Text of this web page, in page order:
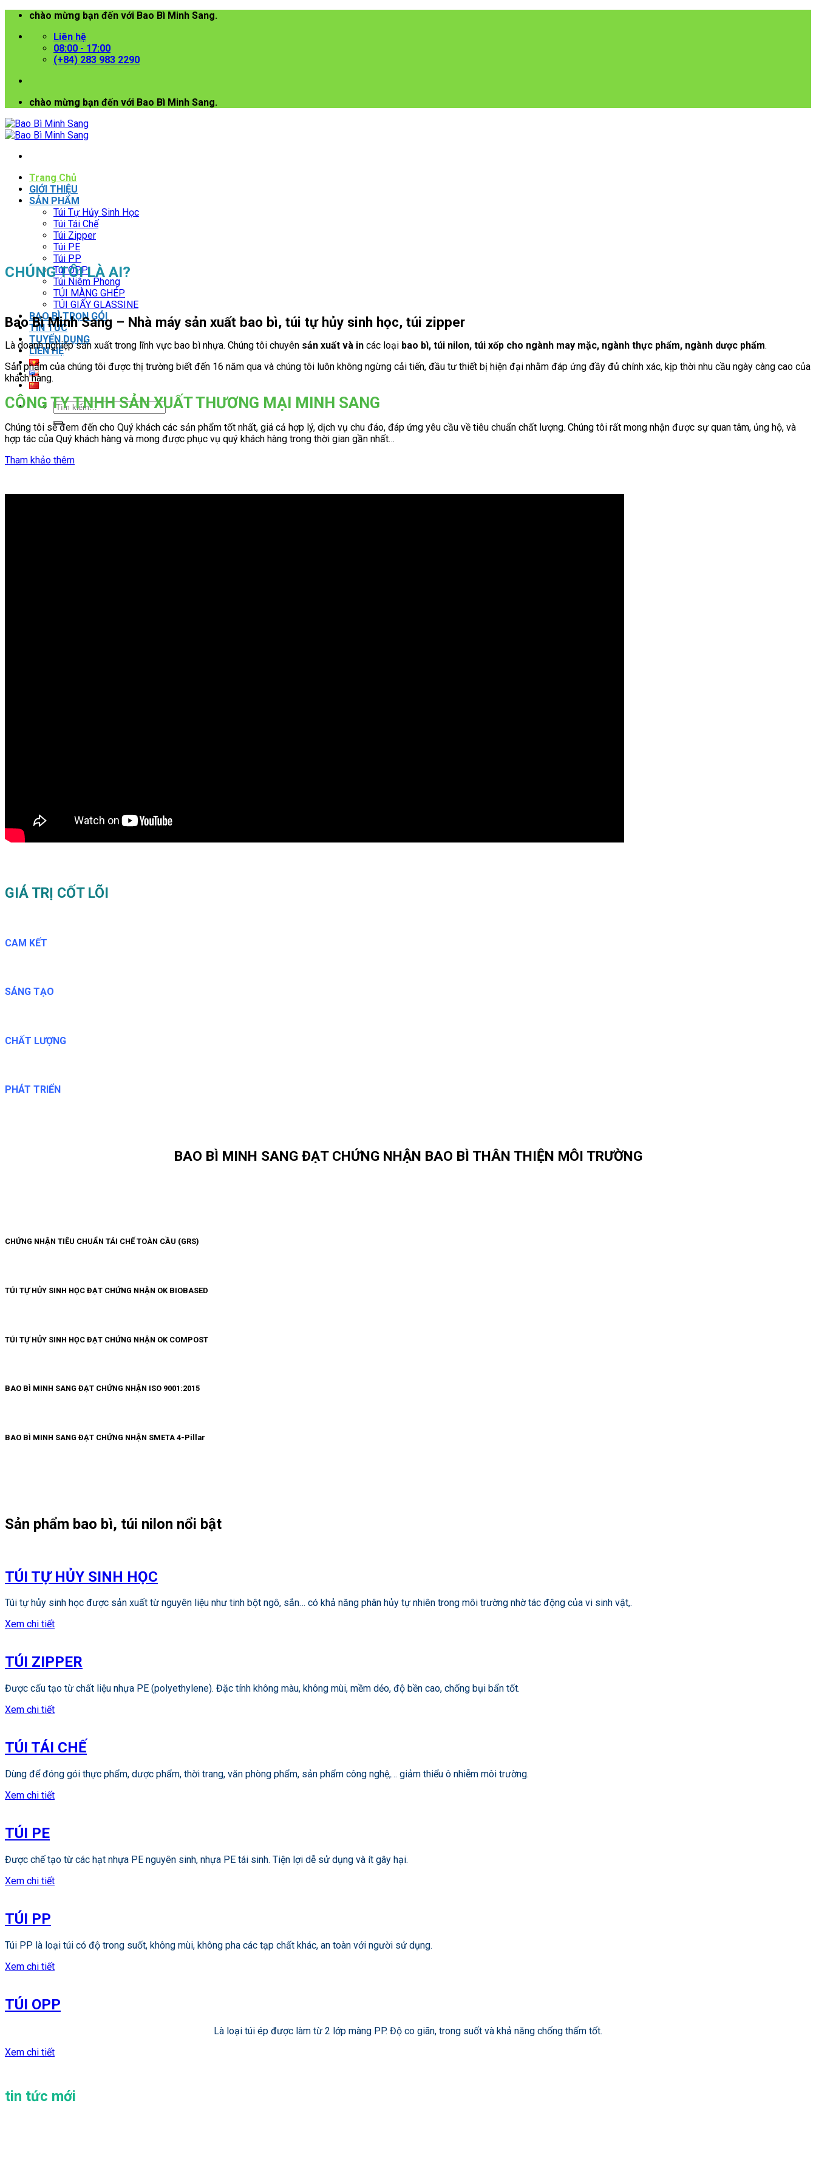
chào mừng bạn đến với Bao Bì Minh Sang.
Liên hệ
08:00 - 17:00
(+84) 283 983 2290
chào mừng bạn đến với Bao Bì Minh Sang.
Trang Chủ
GIỚI THIỆU
SẢN PHẨM
Túi Tự Hủy Sinh Học
Túi Tái Chế
Túi Zipper
Túi PE
Túi PP
Túi OPP
Túi Niêm Phong
TÚI MÀNG GHÉP
TÚI GIẤY GLASSINE
BAO BÌ TRỌN GÓI
TIN TỨC
TUYỂN DỤNG
LIÊN HỆ
Tìm
kiếm:
CHÚNG TÔI LÀ AI?
Bao Bì Minh Sang – Nhà máy sản xuất bao bì, túi tự hủy sinh học, túi zipper
Là doanh nghiệp sản xuất trong lĩnh vực bao bì nhựa. Chúng tôi chuyên sản xuất và in các loại bao bì, túi nilon, túi xốp cho ngành may mặc, ngành thực phẩm, ngành dược phẩm.
Sản phẩm của chúng tôi được thị trường biết đến 16 năm qua và chúng tôi luôn không ngừng cải tiến, đầu tư thiết bị hiện đại nhằm đáp ứng đầy đủ chính xác, kịp thời nhu cầu ngày càng cao của
khách hàng.
CÔNG TY TNHH SẢN XUẤT THƯƠNG MẠI MINH SANG
Chúng tôi sẽ đem đến cho Quý khách các sản phẩm tốt nhất, giá cả hợp lý, dịch vụ chu đáo, đáp ứng yêu cầu về tiêu chuẩn chất lượng. Chúng tôi rất mong nhận được sự quan tâm, ủng hộ, và
hợp tác của Quý khách hàng và mong được phục vụ quý khách hàng trong thời gian gần nhất…
Tham khảo thêm
GIÁ TRỊ CỐT LÕI
CAM KẾT
SÁNG TẠO
CHẤT LƯỢNG
PHÁT TRIỂN
BAO BÌ MINH SANG ĐẠT CHỨNG NHẬN BAO BÌ THÂN THIỆN MÔI TRƯỜNG
CHỨNG NHẬN TIÊU CHUẨN TÁI CHẾ TOÀN CẦU (GRS)
TÚI TỰ HỦY SINH HỌC ĐẠT CHỨNG NHẬN OK BIOBASED
TÚI TỰ HỦY SINH HỌC ĐẠT CHỨNG NHẬN OK COMPOST
BAO BÌ MINH SANG ĐẠT CHỨNG NHẬN ISO 9001:2015
BAO BÌ MINH SANG ĐẠT CHỨNG NHẬN SMETA 4-Pillar
Sản phẩm bao bì, túi nilon nổi bật
TÚI TỰ HỦY SINH HỌC
Túi tự hủy sinh học được sản xuất từ nguyên liệu như tinh bột ngô, sắn… có khả năng phân hủy tự nhiên trong môi trường nhờ tác động của vi sinh vật,.
Xem chi tiết
TÚI ZIPPER
Được cấu tạo từ chất liệu nhựa PE (polyethylene). Đặc tính không màu, không mùi, mềm dẻo, độ bền cao, chống bụi bẩn tốt.
Xem chi tiết
TÚI TÁI CHẾ
Dùng để đóng gói thực phẩm, dược phẩm, thời trang, văn phòng phẩm, sản phẩm công nghệ,… giảm thiểu ô nhiễm môi trường.
Xem chi tiết
TÚI PE
Được chế tạo từ các hạt nhựa PE nguyên sinh, nhựa PE tái sinh. Tiện lợi dễ sử dụng và ít gây hại.
Xem chi tiết
TÚI PP
Túi PP là loại túi có độ trong suốt, không mùi, không pha các tạp chất khác, an toàn với người sử dụng.
Xem chi tiết
TÚI OPP
Là loại túi ép được làm từ 2 lớp màng PP. Độ co giãn, trong suốt và khả năng chống thấm tốt.
Xem chi tiết
tin tức mới